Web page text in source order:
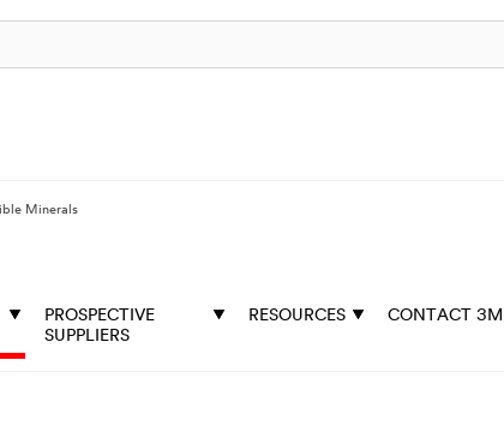
Minerals
PROSPECTIVE
SUPPLIERS
RESOURCES CONTACT 3M